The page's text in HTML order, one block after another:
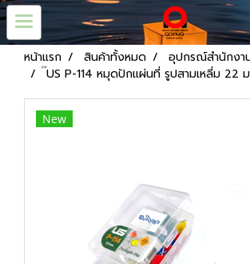
หน้าแรก สินค้าทั้งหมด
อุปกรณ์สำนักงา
US P-114 หมุดปักแผ่นที่ รูปสามเหลี่ม 22
New